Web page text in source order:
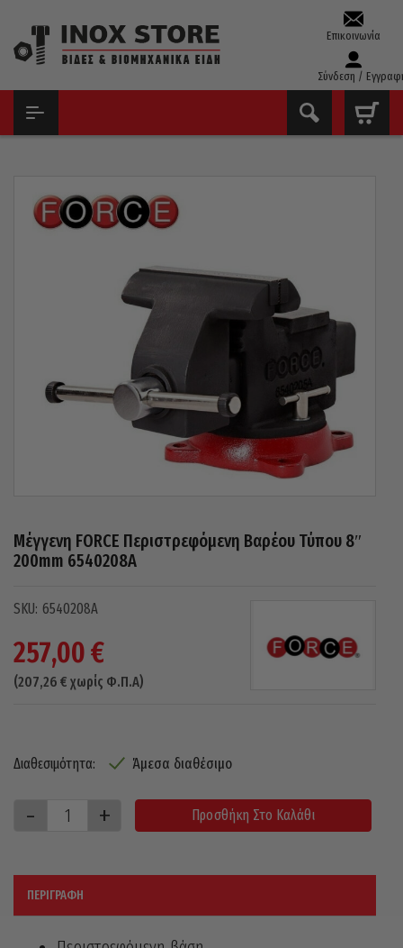
Επικοινωνία
Σύνδεση /
6540208A
Μέγγενη FORCE Περιστρεφόμενη Βαρέου Τύπου 8″
200mm 6540208A
6540208A
257,00€
(207,26 € χωρίς Φ.Π.Α)
Διαθεσιμότητα: Άμεσα διαθέσιμο
Προσθήκη Στο Καλάθι
ΠΕΡΙΓΡΑΦΉ